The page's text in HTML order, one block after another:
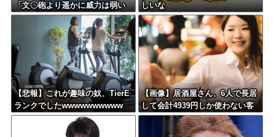
「文〇砲より遥かに威力は弱い
が、僕のノロケ砲をお見舞いす
しいな
【悲報】これが趣味の奴、TierE
ランクでしたwwwwwwwwww
【画像】居酒屋さん、6人で長居
して会計4939円しか使わない客
にお気持ち表明してしまう←コ
レどっちが悪いん